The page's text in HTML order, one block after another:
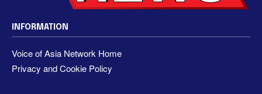
INFORMATION
Voice of Asia Network Home
Privacy and Cookie Policy